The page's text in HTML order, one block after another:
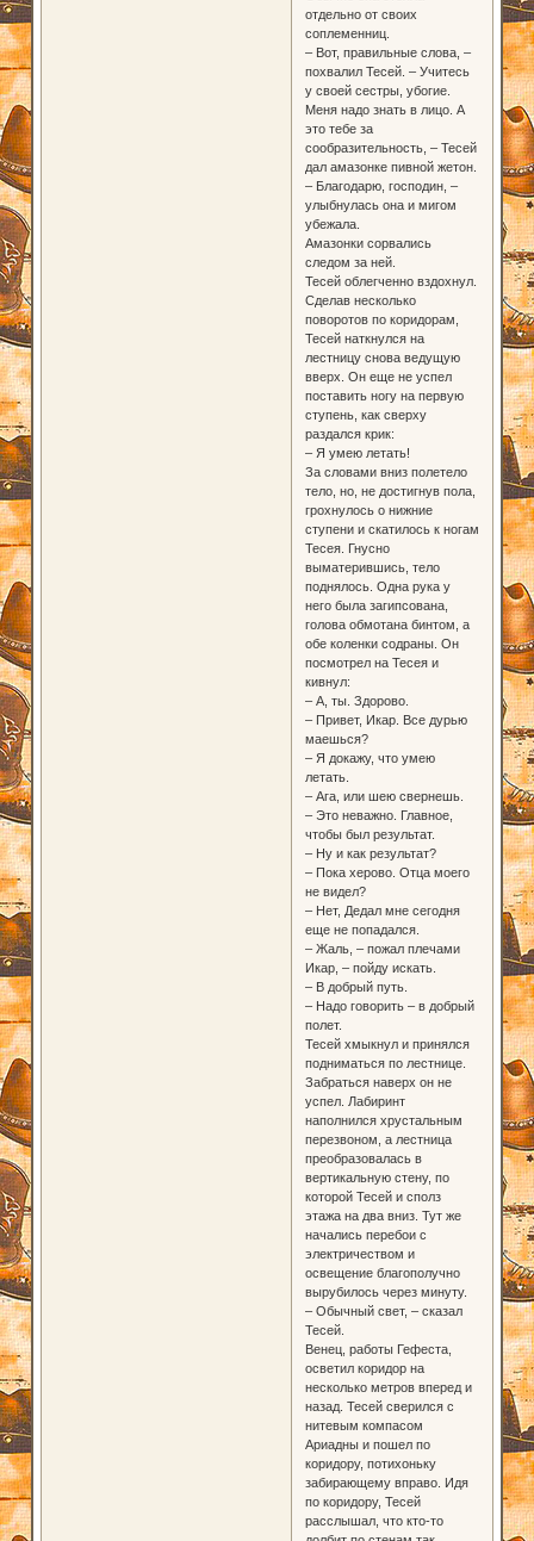
отдельно от своих
соплеменниц.
– Вот, правильные слова, –
похвалил Тесей. – Учитесь
у своей сестры, убогие.
Меня надо знать в лицо. А
это тебе за
сообразительность, – Тесей
дал амазонке пивной жетон.
– Благодарю, господин, –
улыбнулась она и мигом
убежала.
Амазонки сорвались
следом за ней.
Тесей облегченно вздохнул.
Сделав несколько
поворотов по коридорам,
Тесей наткнулся на
лестницу снова ведущую
вверх. Он еще не успел
поставить ногу на первую
ступень, как сверху
раздался крик:
– Я умею летать!
За словами вниз полетело
тело, но, не достигнув пола,
грохнулось о нижние
ступени и скатилось к ногам
Тесея. Гнусно
выматерившись, тело
поднялось. Одна рука у
него была загипсована,
голова обмотана бинтом, а
обе коленки содраны. Он
посмотрел на Тесея и
кивнул:
– А, ты. Здорово.
– Привет, Икар. Все дурью
маешься?
– Я докажу, что умею
летать.
– Ага, или шею свернешь.
– Это неважно. Главное,
чтобы был результат.
– Ну и как результат?
– Пока херово. Отца моего
не видел?
– Нет, Дедал мне сегодня
еще не попадался.
– Жаль, – пожал плечами
Икар, – пойду искать.
– В добрый путь.
– Надо говорить – в добрый
полет.
Тесей хмыкнул и принялся
подниматься по лестнице.
Забраться наверх он не
успел. Лабиринт
наполнился хрустальным
перезвоном, а лестница
преобразовалась в
вертикальную стену, по
которой Тесей и сполз
этажа на два вниз. Тут же
начались перебои с
электричеством и
освещение благополучно
вырубилось через минуту.
– Обычный свет, – сказал
Тесей.
Венец, работы Гефеста,
осветил коридор на
несколько метров вперед и
назад. Тесей сверился с
нитевым компасом
Ариадны и пошел по
коридору, потихоньку
забирающему вправо. Идя
по коридору, Тесей
расслышал, что кто-то